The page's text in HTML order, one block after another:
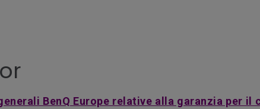
BenQ Europe relative alla garanzia per il